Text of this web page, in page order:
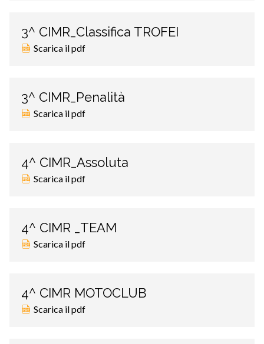
3^ CIMR_Classifica TROFEI
Scarica il pdf
3^ CIMR_Penalità
Scarica il pdf
4^ CIMR_Assoluta
Scarica il pdf
4^ CIMR _TEAM
Scarica il pdf
4^ CIMR MOTOCLUB
Scarica il pdf